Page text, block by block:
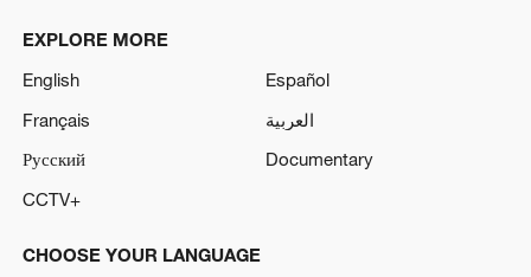
EXPLORE MORE
English
Español
Français
العربية
Русский
Documentary
CCTV+
CHOOSE YOUR LANGUAGE